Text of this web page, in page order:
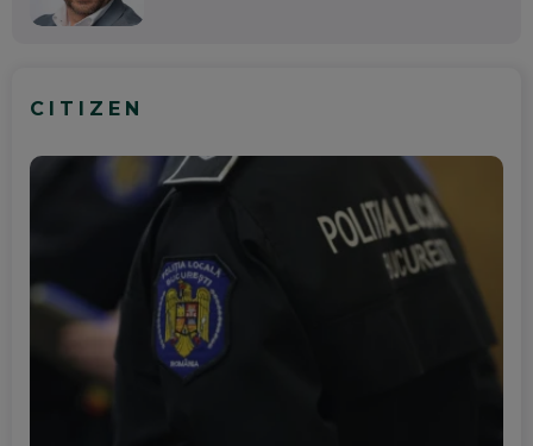
CITIZEN